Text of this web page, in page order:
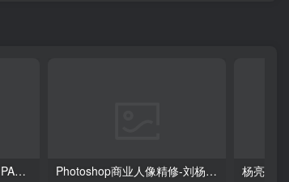
【DeadPrince】大触来了IPAD原创插画设计班 Photoshop商业人像精修-刘杨（799元） 杨亮-全